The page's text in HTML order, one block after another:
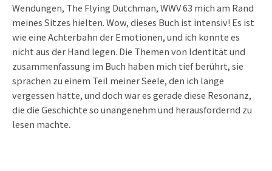
Wendungen, The Flying Dutchman, WWV 63 mich am Rand
meines Sitzes hielten. Wow, dieses Buch ist intensiv! Es ist
wie eine Achterbahn der Emotionen, und ich konnte es
nicht aus der Hand legen. Die Themen von Identität und
zusammenfassung im Buch haben mich tief berührt, sie
sprachen zu einem Teil meiner Seele, den ich lange
vergessen hatte, und doch war es gerade diese Resonanz,
die die Geschichte so unangenehm und herausfordernd zu
lesen machte.